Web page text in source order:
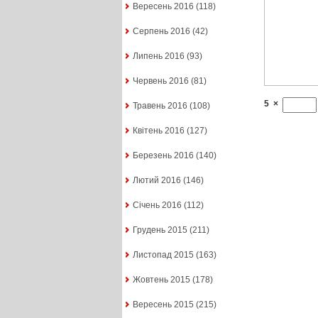
Вересень 2016 (118)
Серпень 2016 (42)
Липень 2016 (93)
Червень 2016 (81)
Травень 2016 (108)
Квітень 2016 (127)
Березень 2016 (140)
Лютий 2016 (146)
Січень 2016 (112)
Грудень 2015 (211)
Листопад 2015 (163)
Жовтень 2015 (178)
Вересень 2015 (215)
5 ×